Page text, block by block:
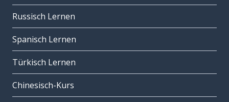
Russisch Lernen
Spanisch Lernen
Türkisch Lernen
Chinesisch-Kurs